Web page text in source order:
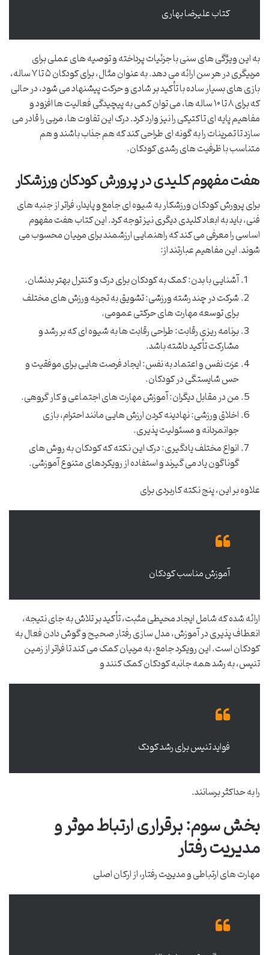
کتاب علیرضا بهاری
به این ویژگی های سنی با جزئیات پرداخته و توصیه های عملی برای
مربیگری در هر سن ارائه می دهد. به عنوان مثال، برای کودکان ۵ تا ۷ ساله،
بازی های بسیار ساده با تأکید بر شادی و حرکت پیشنهاد می شود، در حالی
که برای ۸ تا ۱۰ ساله ها، می توان کمی به پیچیدگی فعالیت ها افزود و
مفاهیم پایه ای تاکتیکی را نیز وارد کرد. درک این تفاوت ها، مربی را قادر می
سازد تا تمرینات را به گونه ای طراحی کند که هم جذاب باشند و هم
متناسب با ظرفیت های رشدی کودکان.
هفت مفهوم کلیدی در پرورش کودکان ورزشکار
برای پرورش کودکان ورزشکار به شیوه ای جامع و پایدار، فراتر از جنبه های
فنی، باید به ابعاد کلیدی دیگری نیز توجه کرد. این کتاب هفت مفهوم
اساسی را معرفی می کند که راهنمایی ارزشمند برای مربیان محسوب می
شوند. این مفاهیم عبارتند از:
آشنایی با بدن: کمک به کودکان برای درک و کنترل بهتر بدنشان.
شرکت در چند رشته ورزشی: تشویق به تجربه ورزش های مختلف
برای توسعه مهارت های حرکتی عمومی.
برنامه ریزی رقابت: طراحی رقابت ها به شیوه ای که بر رشد و
مشارکت تأکید داشته باشد.
عزت نفس و اعتماد به نفس: ایجاد فرصت هایی برای موفقیت و
حس شایستگی در کودکان.
من در مقابل دیگران: آموزش مهارت های اجتماعی و کار گروهی.
اخلاق ورزشی: نهادینه کردن ارزش هایی مانند احترام، بازی
جوانمردانه و مسئولیت پذیری.
انواع مختلف یادگیری: درک این نکته که کودکان به روش های
گوناگون یاد می گیرند و استفاده از رویکردهای متنوع آموزشی.
علاوه بر این، پنج نکته کاربردی برای
آموزش مناسب کودکان
ارائه شده که شامل ایجاد محیطی مثبت، تأکید بر تلاش به جای نتیجه،
انعطاف پذیری در آموزش، مدل سازی رفتار صحیح و گوش دادن فعال به
کودکان است. این رویکرد جامع، به مربیان کمک می کند تا فراتر از زمین
تنیس، به رشد همه جانبه کودکان کمک کنند و
فواید تنیس برای رشد کودک
را به حداکثر برسانند.
بخش سوم: برقراری ارتباط موثر و
مدیریت رفتار
مهارت های ارتباطی و مدیریت رفتار، از ارکان اصلی